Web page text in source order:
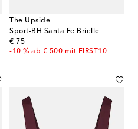
The Upside
Sport-BH Santa Fe Brielle
€ 75
original price
-10 % ab € 500 mit FIRST10